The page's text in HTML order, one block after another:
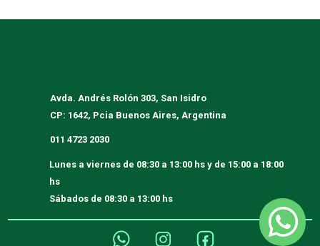
Avda. Andrés Rolón 303, San Isidro
CP: 1642, Pcia Buenos Aires, Argentina
011 4723 2030
Lunes a viernesde 08:30 a 13:00 hs y de 15:00 a 18:00
hs
Sábadosde 08:30 a 13:00 hs